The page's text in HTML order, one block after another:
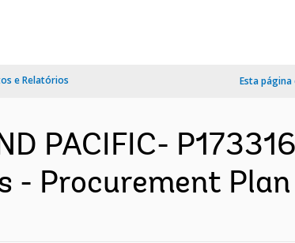
e Relatórios Esta página
PACIFIC-
- Procurement Plan